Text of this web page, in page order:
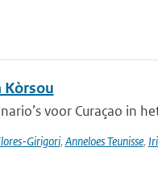
Kòrsou
voor Curaçao in
Girigori, Anneloes Teunisse,